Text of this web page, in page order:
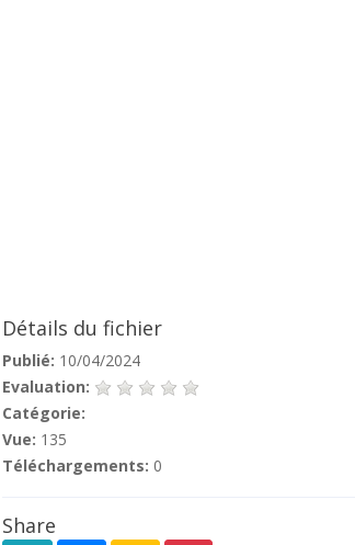
Détails du fichier
Publié: 10/04/2024
Evaluation:
Catégorie:
Vue: 135
Téléchargements: 0
Share